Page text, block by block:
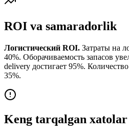
ROI va samaradorlik
Логистический ROI. Затраты на
40%. Оборачиваемость запасов
delivery достигает 95%.
35%.
Keng tarqalgan xatolar